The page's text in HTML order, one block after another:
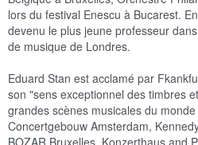
lors du festival Enescu à Bucarest.
devenu le plus jeune professeur
de musique de Londres.
Eduard Stan est acclamé par
son "sens exceptionnel des timbres
grandes scènes musicales du
Concertgebouw Amsterdam,
BOZAR Bruxelles, Konzerthaus and